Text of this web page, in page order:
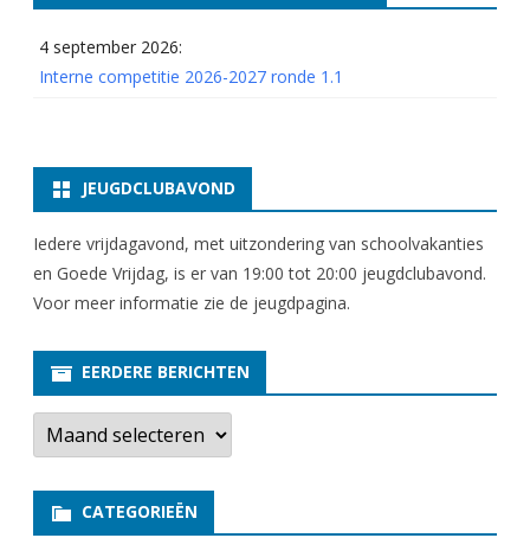
4 september 2026:
Interne competitie 2026-2027 ronde 1.1
JEUGDCLUBAVOND
Iedere vrijdagavond, met uitzondering van schoolvakanties
en Goede Vrijdag, is er van 19:00 tot 20:00 jeugdclubavond.
Voor meer informatie zie de jeugdpagina.
EERDERE BERICHTEN
E
r
e
CATEGORIEËN